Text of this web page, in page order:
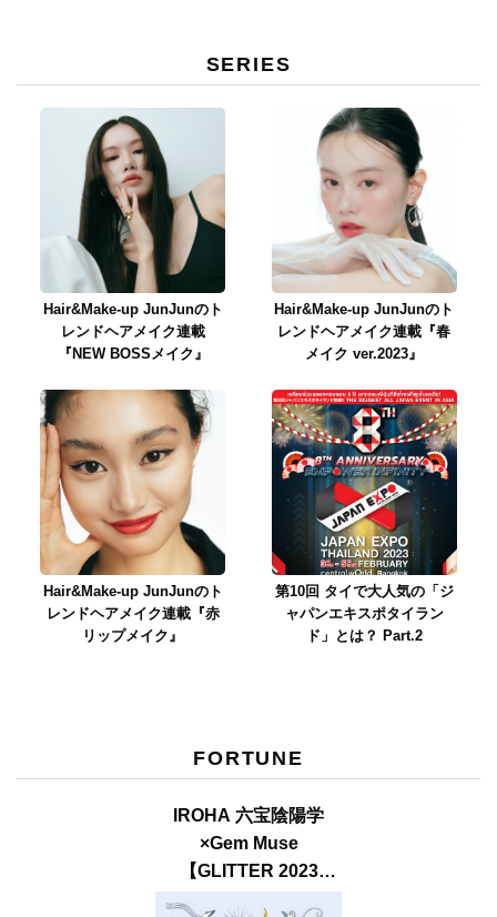
SERIES
Hair&Make-up JunJunのト
レンドヘアメイク連載
『NEW BOSSメイク』
Hair&Make-up JunJunのト
レンドヘアメイク連載『春
メイク ver.2023』
Hair&Make-up JunJunのト
レンドヘアメイク連載『赤
リップメイク』
第10回 タイで大人気の「ジ
ャパンエキスポタイラン
ド」とは？ Part.2
FORTUNE
IROHA 六宝陰陽学
×Gem Muse
【GLITTER 2023
SUMMER issue】